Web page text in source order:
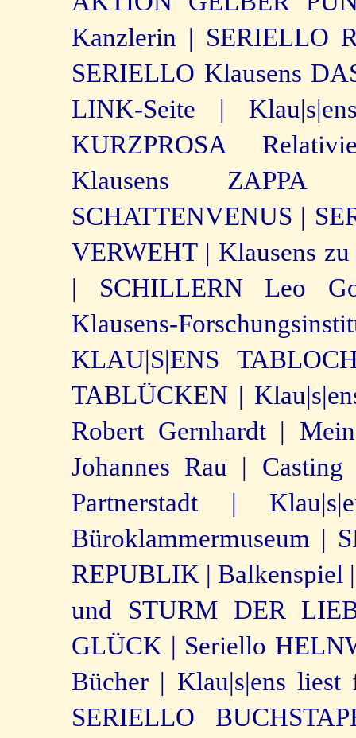
Kanzlerin | SERIELLO
SERIELLO Klausens
LINK-Seite |
KURZPROSA
Klausens ZAPPA
SCHATTENVENUS |
VERWEHT | Klausens zu
|
SCHILLERN Leo
Klausens-
KLAU|S|ENS
TABLÜCKEN |
Robert Gernhardt |
Johannes Rau |
Casting
Partnerstadt |
Büroklammermuseum |
REPUBLIK | Balkenspiel |
und STURM DER
GLÜCK | Seriello
Bücher | Klau|s|ens
SERIELLO